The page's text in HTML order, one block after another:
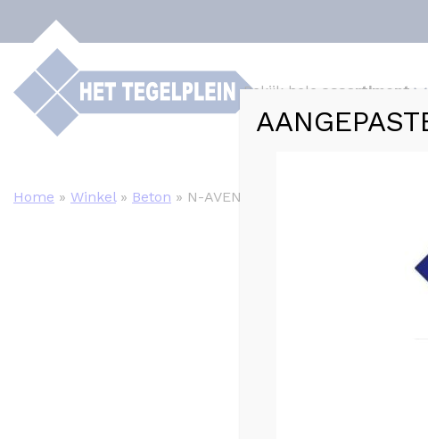
Bekijk hele assortiment
Home » Winkel » Beton » N-AVENUE SNOW 29.2 X 59.2